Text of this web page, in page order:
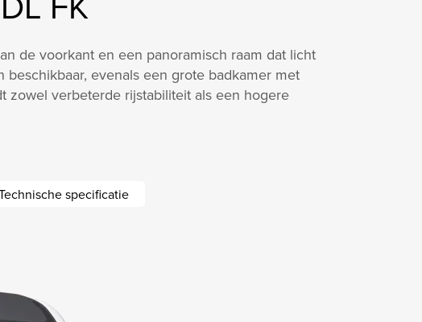
de voorkant en een panoramisch raam dat licht
evenals een grote badkamer met
zowel verbeterde rijstabiliteit als een hogere
specificatie